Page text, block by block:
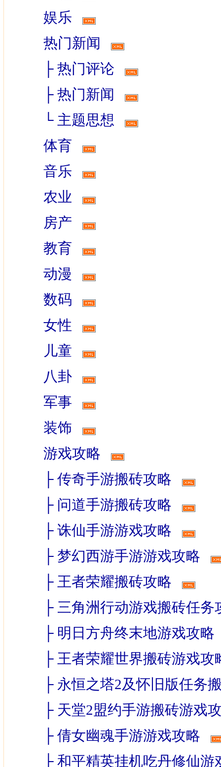
娱乐
热门新闻
├ 热门评论
├ 热门新闻
└ 主题思想
体育
音乐
农业
房产
教育
动漫
数码
女性
儿童
八卦
军事
装饰
游戏攻略
├ 传奇手游搬砖攻略
├ 问道手游搬砖攻略
├ 诛仙手游游戏攻略
├ 梦幻西游手游游戏攻略
├ 王者荣耀搬砖攻略
├ 三角洲行动游戏搬砖任务
├ 明日方舟终末地游戏攻略
├ 王者荣耀世界搬砖游戏攻
├ 永恒之塔2及怀旧版任务
├ 天堂2盟约手游搬砖游戏
├ 倩女幽魂手游游戏攻略
├ 和平精英挂机吃丹修仙游